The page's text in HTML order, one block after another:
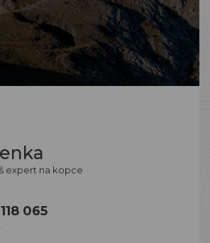
expert na kopce
065